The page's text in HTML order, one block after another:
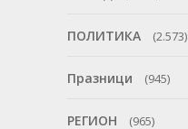
ПОЛИТИКА (2.573)
Празници (945)
РЕГИОН (965)